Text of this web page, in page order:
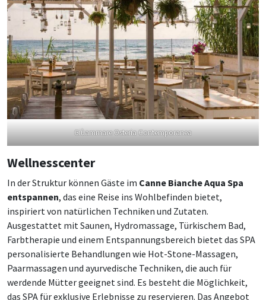
Giùammare Osteria Contemporanea
Wellnesscenter
In der Struktur können Gäste im Canne Bianche Aqua Spa
entspannen, das eine Reise ins Wohlbefinden bietet,
inspiriert von natürlichen Techniken und Zutaten.
Ausgestattet mit Saunen, Hydromassage, Türkischem Bad,
Farbtherapie und einem Entspannungsbereich bietet das SPA
personalisierte Behandlungen wie Hot-Stone-Massagen,
Paarmassagen und ayurvedische Techniken, die auch für
werdende Mütter geeignet sind. Es besteht die Möglichkeit,
das SPA für exklusive Erlebnisse zu reservieren. Das Angebot